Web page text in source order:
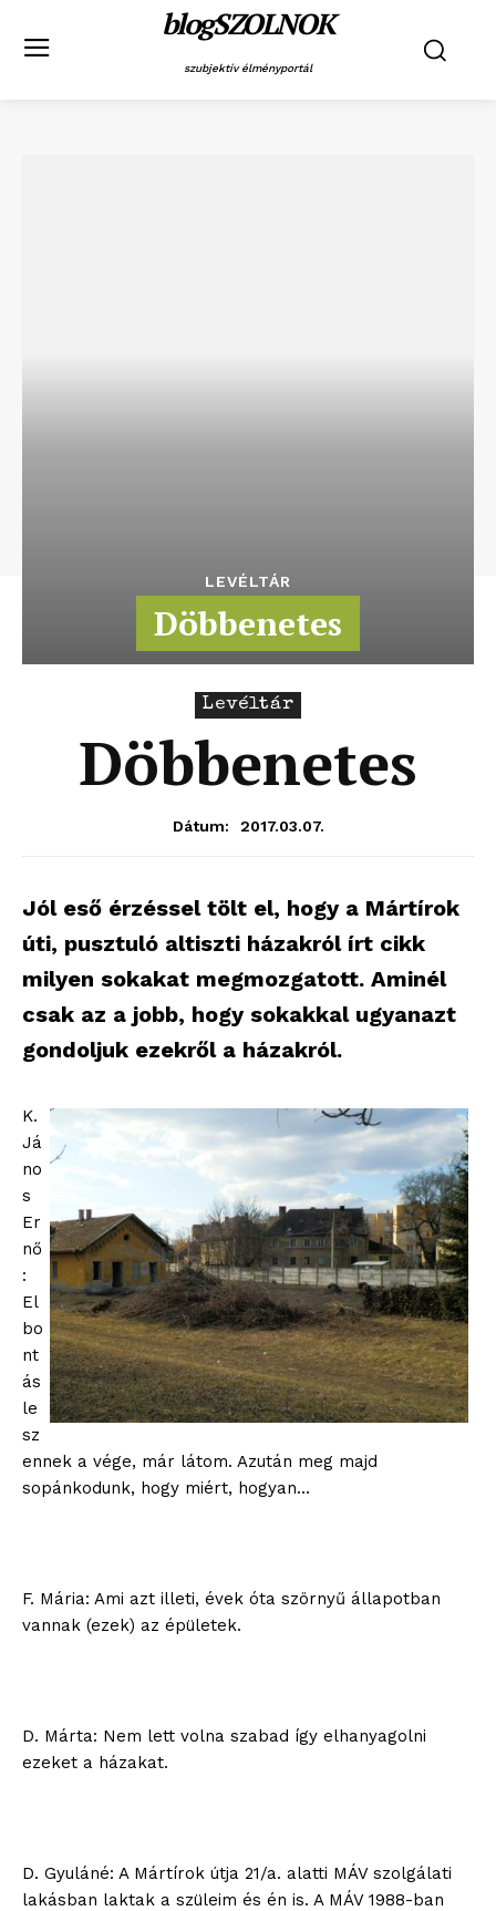
blogSZOLNOK
szubjektív élményportál
LEVÉLTÁR
Döbbenetes
Levéltár
Döbbenetes
Dátum: 2017.03.07.
Jól eső érzéssel tölt el, hogy a Mártírok
úti, pusztuló altiszti házakról írt cikk
milyen sokakat megmozgatott. Aminél
csak az a jobb, hogy sokakkal ugyanazt
gondoljuk ezekről a házakról.
K.
Já
no
s
Er
nő
:
El
bo
nt
ás
le
sz
ennek a vége, már látom. Azután meg majd
sopánkodunk, hogy miért, hogyan…
F. Mária: Ami azt illeti, évek óta szörnyű állapotban
vannak (ezek) az épületek.
D. Márta: Nem lett volna szabad így elhanyagolni
ezeket a házakat.
D. Gyuláné: A Mártírok útja 21/a. alatti MÁV szolgálati
lakásban laktak a szüleim és én is. A MÁV 1988-ban